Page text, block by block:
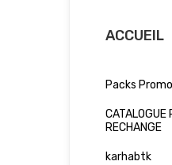
ACCUEIL
Packs
CATALOGUE
RECHANGE
karhabtk